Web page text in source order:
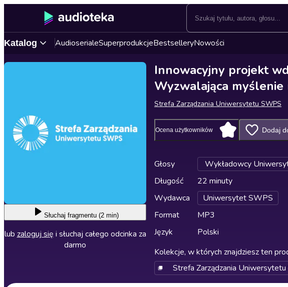
Katalog AudioserialeSuperprodukcjeBestselleryNowości
Słuchaj fragmentu (2 min)
lub zaloguj się i słuchaj całego odcinka za
darmo
Innowacyjny projekt
Wyzwalająca myślenie
Strefa Zarządzania Uniwersytetu SWPS
Ocena użytkowników Dodaj
Głosy
Wykładowcy
Długość
22 minuty
Wydawca
Uniwersytet SWPS
Format
MP3
Język
Polski
Kolekcje, w których znajdziesz ten
Strefa Zarządzania